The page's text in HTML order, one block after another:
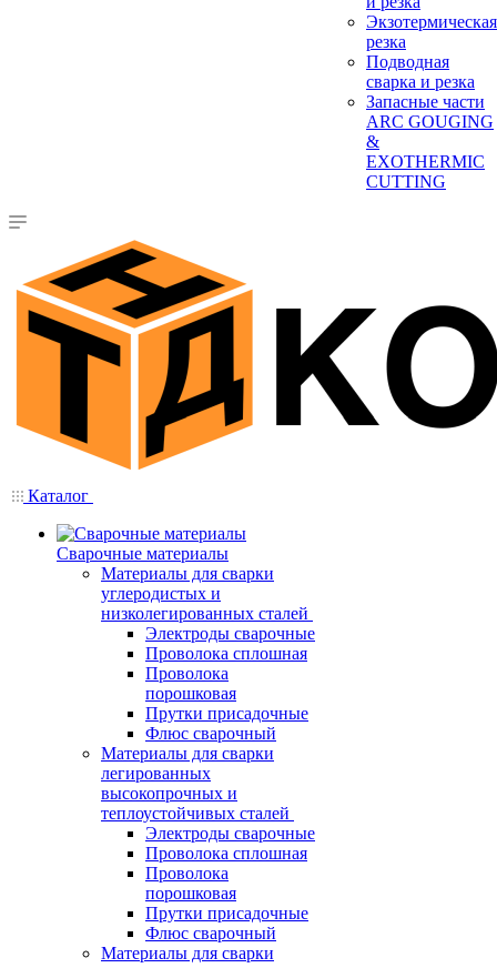
Экзотермическая
резка
Подводная
сварка и резка
Запасные части
ARC GOUGING
&
EXOTHERMIC
CUTTING
Каталог
Сварочные материалы
Материалы для сварки
углеродистых и
низколегированных сталей
Электроды сварочные
Проволока сплошная
Проволока
порошковая
Прутки присадочные
Флюс сварочный
Материалы для сварки
легированных
высокопрочных и
теплоустойчивых сталей
Электроды сварочные
Проволока сплошная
Проволока
порошковая
Прутки присадочные
Флюс сварочный
Материалы для сварки